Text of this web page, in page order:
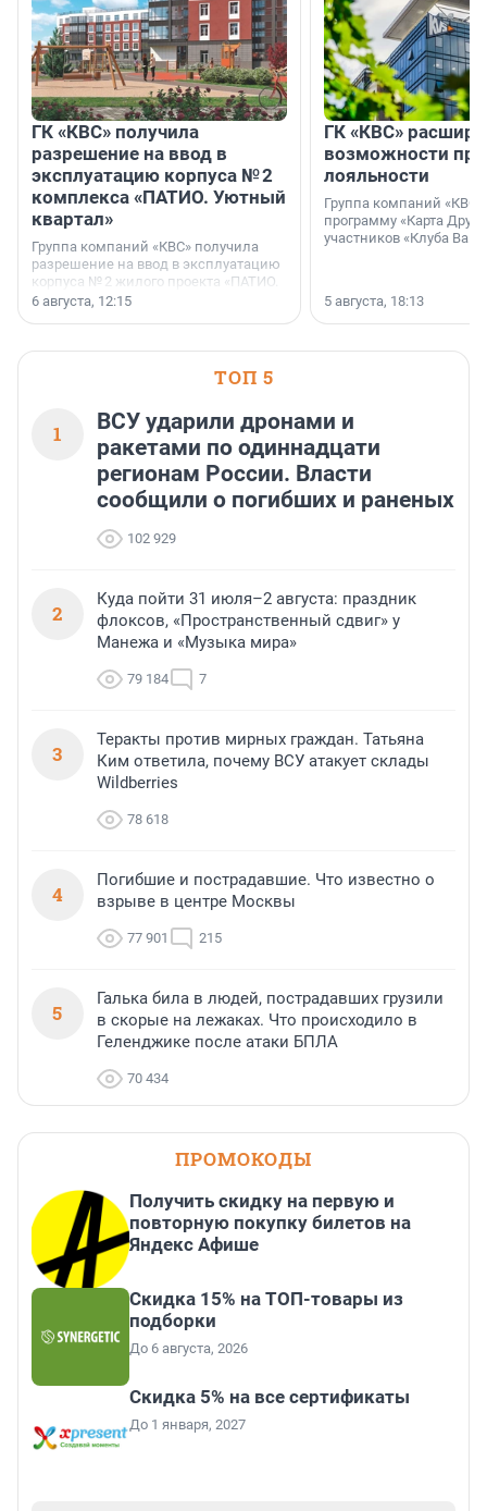
ГК «КВС» получила
разрешение на ввод в
эксплуатацию корпуса № 2
комплекса «ПАТИО. Уютный
квартал»
Группа компаний «КВС» получила
разрешение на ввод в эксплуатацию
корпуса № 2 жилого проекта «ПАТИО.
Уютный квартал», расположенного во
6 августа, 12:15
ГК «КВС»
возможности
лояльности
Группа компаний
программу «Карта
участников «Клуба
5 августа, 18:13
ТОП 5
1
ВСУ ударили дронами и
ракетами по одиннадцати
регионам России. Власти
сообщили о погибших и раненых
102 929
2
Куда пойти 31 июля–2 августа: праздник
флоксов, «Пространственный сдвиг» у
Манежа и «Музыка мира»
79 184 7
3
Теракты против мирных граждан. Татьяна
Ким ответила, почему ВСУ атакует склады
Wildberries
78 618
4
Погибшие и пострадавшие. Что известно о
взрыве в центре Москвы
77 901 215
5
Галька била в людей, пострадавших грузили
в скорые на лежаках. Что происходило в
Геленджике после атаки БПЛА
70 434
ПРОМОКОДЫ
Получить скидку на первую и
повторную покупку билетов на
Яндекс Афише
Скидка 15% на ТОП-товары из
подборки
До 6 августа, 2026
Скидка 5% на все сертификаты
До 1 января, 2027